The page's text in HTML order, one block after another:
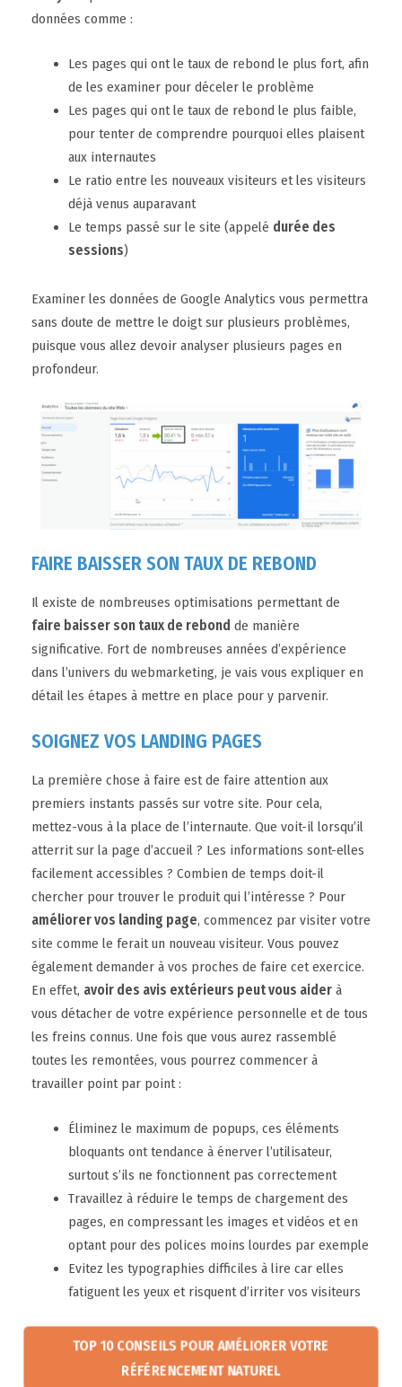
données comme :
Les pages qui ont le taux de rebond le plus fort, afin
de les examiner pour déceler le problème
Les pages qui ont le taux de rebond le plus faible,
pour tenter de comprendre pourquoi elles plaisent
aux internautes
Le ratio entre les nouveaux visiteurs et les visiteurs
déjà venus auparavant
Le temps passé sur le site (appelé durée des
sessions)
Examiner les données de Google Analytics vous permettra
sans doute de mettre le doigt sur plusieurs problèmes,
puisque vous allez devoir analyser plusieurs pages en
profondeur.
FAIRE BAISSER SON TAUX DE REBOND
Il existe de nombreuses optimisations permettant de
faire baisser son taux de rebond de manière
significative. Fort de nombreuses années d’expérience
dans l’univers du webmarketing, je vais vous expliquer en
détail les étapes à mettre en place pour y parvenir.
SOIGNEZ VOS LANDING PAGES
La première chose à faire est de faire attention aux
premiers instants passés sur votre site. Pour cela,
mettez-vous à la place de l’internaute. Que voit-il lorsqu’il
atterrit sur la page d’accueil ? Les informations sont-elles
facilement accessibles ? Combien de temps doit-il
chercher pour trouver le produit qui l’intéresse ? Pour
améliorer vos landing page, commencez par visiter votre
site comme le ferait un nouveau visiteur. Vous pouvez
également demander à vos proches de faire cet exercice.
En effet, avoir des avis extérieurs peut vous aider à
vous détacher de votre expérience personnelle et de tous
les freins connus. Une fois que vous aurez rassemblé
toutes les remontées, vous pourrez commencer à
travailler point par point :
Éliminez le maximum de popups, ces éléments
bloquants ont tendance à énerver l’utilisateur,
surtout s’ils ne fonctionnent pas correctement
Travaillez à réduire le temps de chargement des
pages, en compressant les images et vidéos et en
optant pour des polices moins lourdes par exemple
Evitez les typographies difficiles à lire car elles
fatiguent les yeux et risquent d’irriter vos visiteurs
TOP 10 CONSEILS POUR AMÉLIORER VOTRE
RÉFÉRENCEMENT NATUREL